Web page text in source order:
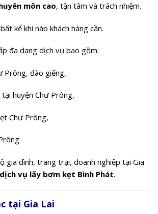
môn cao, tận tâm và trách nhiệm.
kể khi nào khách hàng cần.
đa dạng dịch vụ bao gồm:
Prông, đào giếng,
huyện Chư Prông,
Chư Prông,
gia đình, trang trại, doanh nghiệp tại Gia
dịch vụ lấy bơm kẹt Bình Phát.
tại Gia Lai